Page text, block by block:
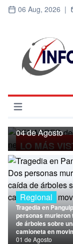
06 Aug, 2026 |
Abrir menú
Inicio
Cultura
Deportes
Economía
Entrevistas
Nacional
LO MÁS
Regional
Preventiva
04 de Agosto
Regional
Tragedia en
personas murieron
de árboles sobre
camioneta en
01 de Agosto